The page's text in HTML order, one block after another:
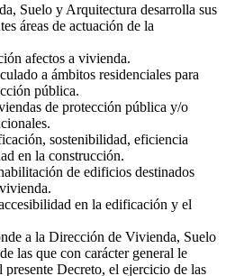
Suelo y Arquitectura desarrolla sus
áreas de actuación de la
afectos a vivienda.
a ámbitos residenciales para
pública.
de protección pública y/o
sostenibilidad, eficiencia
en la construcción.
de edificios destinados
en la edificación y el
a la Dirección de Vivienda, Suelo
las que con carácter general le
presente Decreto, el ejercicio de las